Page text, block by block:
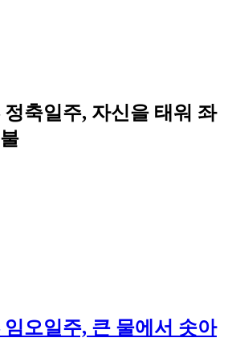
축일주, 자신을 태워 좌
오일주, 큰 물에서 솟아